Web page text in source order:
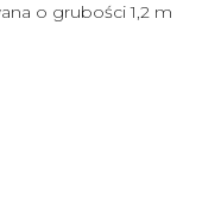
o grubości 1,2 m